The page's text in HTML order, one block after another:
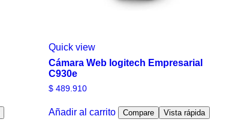
Quick view
Cámara Web logitech Empresarial
C930e
$489.910
Añadir al carrito Compare Vista rápida